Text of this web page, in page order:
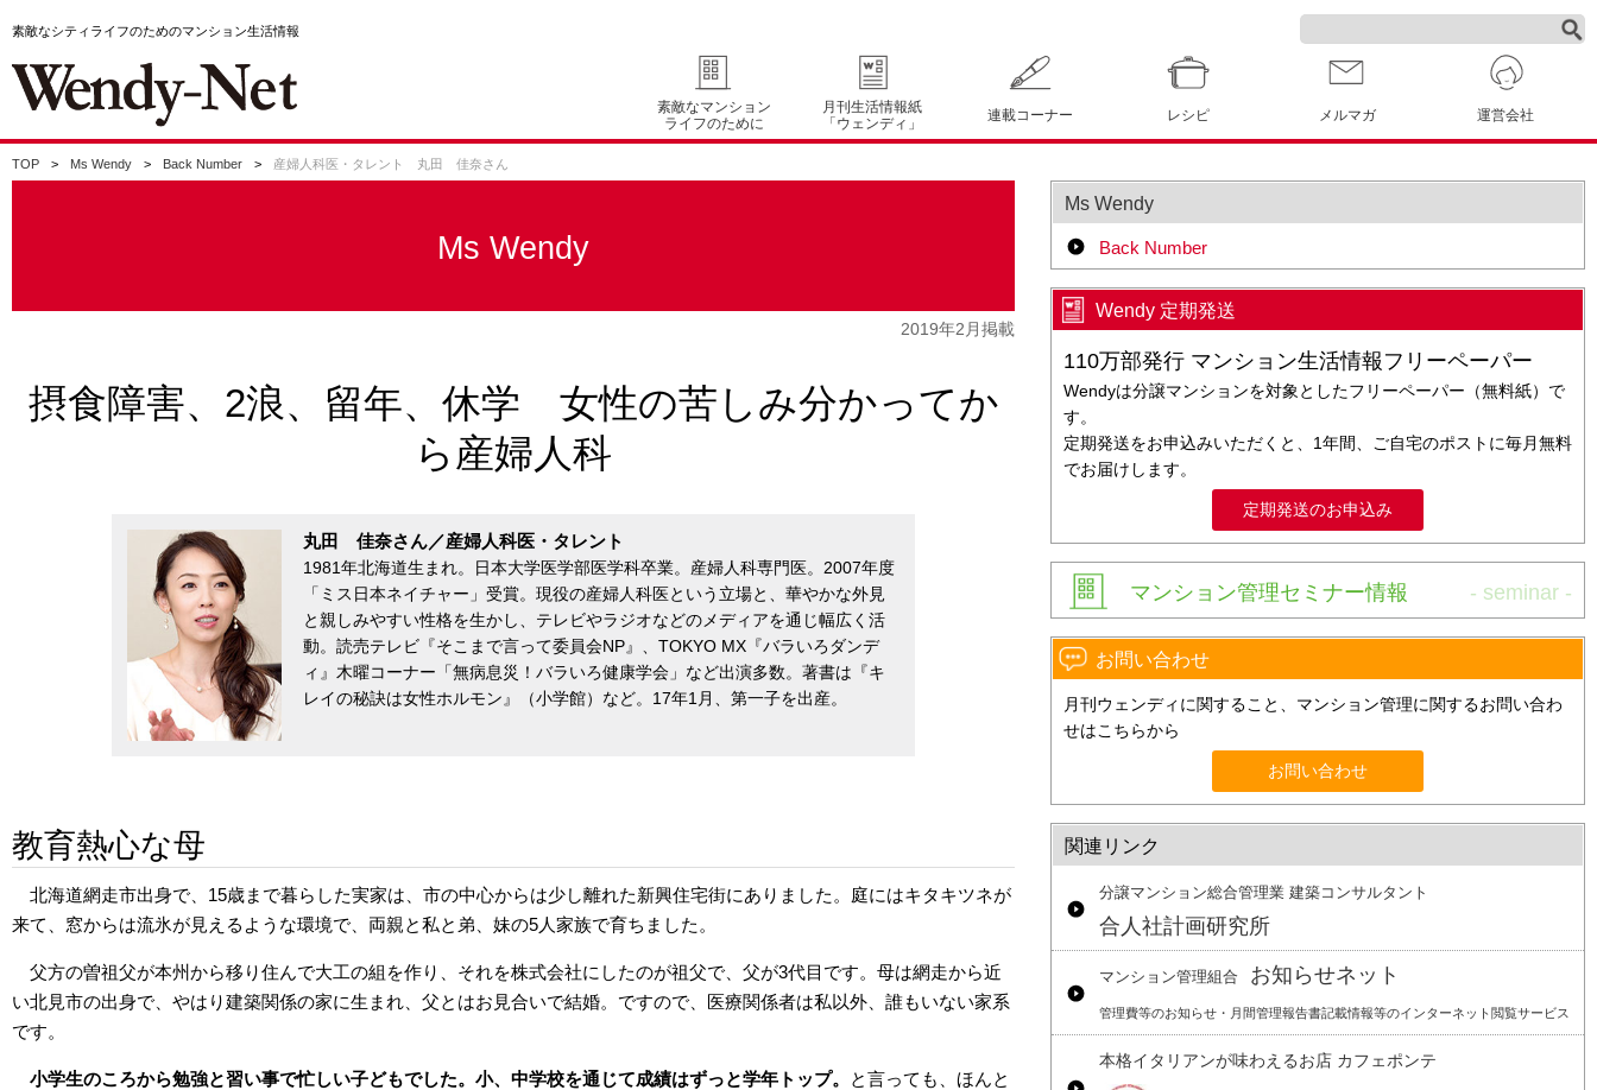
素敵なシティライフのためのマンション生活情報
素敵なマンション
ライフのために
月刊生活情報紙
「ウェンディ」
連載コーナー レシピ メルマガ 運営会社
TOP Ms Wendy Back Number 産婦人科医・タレント 丸田 佳奈さん
Ms Wendy
2019年2月掲載
摂食障害、2浪、留年、休学 女性の苦しみ分かってか
ら産婦人科
丸田 佳奈さん／産婦人科医・タレント
1981年北海道生まれ。日本大学医学部医学科卒業。産婦人科専門医。2007年度
「ミス日本ネイチャー」受賞。現役の産婦人科医という立場と、華やかな外見
と親しみやすい性格を生かし、テレビやラジオなどのメディアを通じ幅広く活
動。読売テレビ『そこまで言って委員会NP』、TOKYO MX『バラいろダンデ
ィ』木曜コーナー「無病息災！バラいろ健康学会」など出演多数。著書は『キ
レイの秘訣は女性ホルモン』（小学館）など。17年1月、第一子を出産。
教育熱心な母
北海道網走市出身で、15歳まで暮らした実家は、市の中心からは少し離れた新興住宅街にありました。庭にはキタキツネが
来て、窓からは流氷が見えるような環境で、両親と私と弟、妹の5人家族で育ちました。
父方の曽祖父が本州から移り住んで大工の組を作り、それを株式会社にしたのが祖父で、父が3代目です。母は網走から近
い北見市の出身で、やはり建築関係の家に生まれ、父とはお見合いで結婚。ですので、医療関係者は私以外、誰もいない家系
です。
小学生のころから勉強と習い事で忙しい子どもでした。小、中学校を通じて成績はずっと学年トップ。
と言っても、ほんと
Ms Wendy
Back Number
Wendy 定期発送
110万部発行 マンション生活情報フリーペーパー
Wendyは分譲マンションを対象としたフリーペーパー（無料紙）で
す。
定期発送をお申込みいただくと、1年間、ご自宅のポストに毎月無料
でお届けします。
定期発送のお申込み
マンション管理セミナー情報
お問い合わせ
月刊ウェンディに関すること、マンション管理に関するお問い合わ
せはこちらから
お問い合わせ
関連リンク
分譲マンション総合管理業 建築コンサルタント
合人社計画研究所
マンション管理組合 お知らせネット
管理費等のお知らせ・月間管理報告書記載情報等のインターネット閲覧サービス
本格イタリアンが味わえるお店 カフェポンテ